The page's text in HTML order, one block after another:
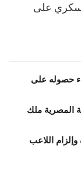
على
حصوله على
المصرية ملك
اللاعب